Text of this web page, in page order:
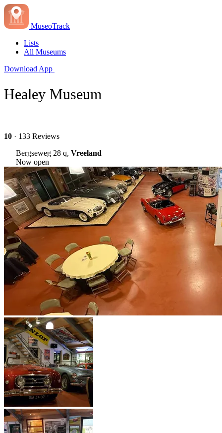
MuseoTrack
Lists
All Museums
Download App
Healey Museum
10 · 133 Reviews
Bergseweg 28 q, Vreeland
Now open